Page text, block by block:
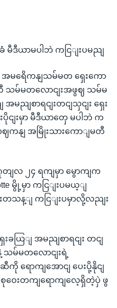
ဒီယာမပါဘဲ ကငြျးပမညျ
အမရေိကနျသမ်မတ ရှေးကော
သမ်မတလောငျးအဖွဈ သမ်မ
မညျစာရငျးတငျသှငျး ရှေး
ငျးမှာ မီဒီယာတှေ မပါဘဲ က
ကနျ အမြိုးသားကောျမတီ
ျလ ၂၄ ရကျမှာ မွောကျက
မွို့မှာ ကငြျးပမယ့ျ
သန့ျ ကငြျးပမှာလို့လညျး
ယြျ အမညျစာရငျး တငျ
သမ်မတလောငျးရဲ့
ရောကျအောငျ ပေးပို့နိုငျ
ဝေးတကျရောကျလေ့ရှိတဲ့ပှဲ ဖွ